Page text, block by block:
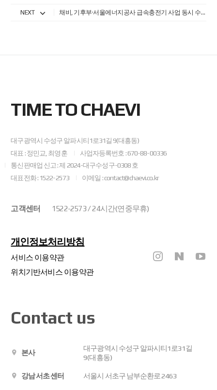
NEXT 채비, 기후부·서울에너지공사 급속충전기 사업 동시 수주
TIME TO CHAEVI
대구광역시 수성구 알파시티1로31길 9(대흥동)
대표 : 정민교, 최영훈
사업자등록번호 : 670-88-00336
통신판매업 신고 : 제 2024-대구수성구-0308 호
대표전화 : 1522-2573
이메일 : contact@chaevi.co.kr
고객센터 1522-2573 / 24시간(연중무휴)
개인정보처리방침
서비스 이용약관
위치기반서비스 이용약관
Contact us
본사
대구광역시 수성구 알파시티1로31길
9(대흥동)
강남 서초 센터 서울시 서초구 남부순환로 2463